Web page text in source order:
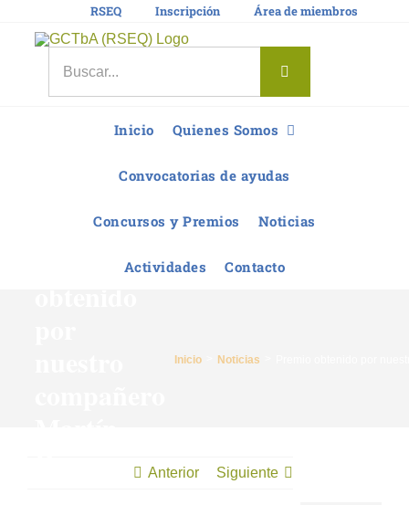
RSEQ Inscripción Área de miembros
Inicio Quienes Somos
Convocatorias de ayudas
Concursos y Premios Noticias
Actividades Contacto
Inicio Noticias
Anterior Siguiente